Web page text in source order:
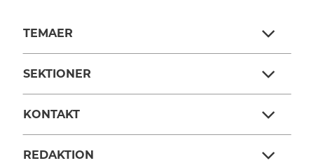
TEMAER
SEKTIONER
KONTAKT
REDAKTION